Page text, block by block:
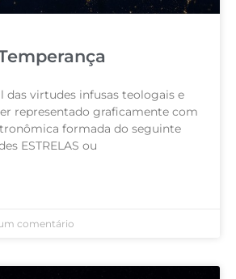
das virtudes infusas teologais e
representado graficamente com
formada do seguinte
ESTRELAS ou
comentário